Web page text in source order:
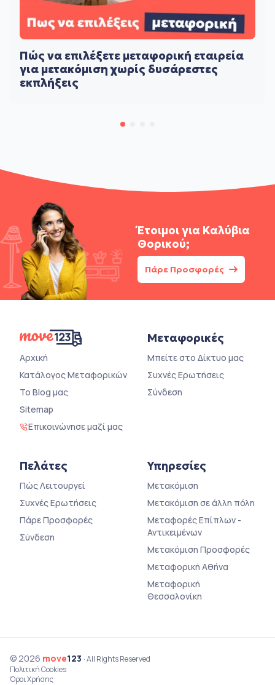
Πώς να επιλέξετε μεταφορική εταιρεία
για μετακόμιση χωρίς δυσάρεστες
εκπλήξεις
Έτοιμοι για Καλύβια
Θορικού;
Πάρε Προσφορές
Αρχική
Κατάλογος Μεταφορικών
Το Blog μας
Sitemap
Επικοινώνησε μαζί μας
Μεταφορικές
Μπείτε στο Δίκτυο μας
Συχνές Ερωτήσεις
Σύνδεση
Πελάτες
Πώς Λειτουργεί
Συχνές Ερωτήσεις
Πάρε Προσφορές
Σύνδεση
Υπηρεσίες
Μετακόμιση
Μετακόμιση σε άλλη πόλη
Μεταφορές Επίπλων -
Αντικειμένων
Μετακόμιση Προσφορές
Μεταφορική Αθήνα
Μεταφορική
Θεσσαλονίκη
© 2026 move123 · All Rights Reserved
Πολιτική Cookies
Όροι Χρήσης